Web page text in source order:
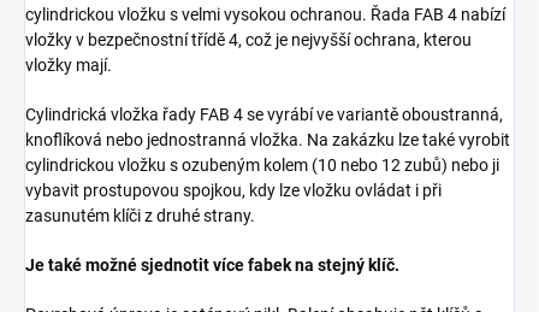
cylindrickou vložku s velmi vysokou ochranou. Řada FAB 4 nabízí
vložky v bezpečnostní třídě 4, což je nejvyšší ochrana, kterou
vložky mají.
Cylindrická vložka řady FAB 4 se vyrábí ve variantě oboustranná,
knoflíková nebo jednostranná vložka. Na zakázku lze také vyrobit
cylindrickou vložku s ozubeným kolem (10 nebo 12 zubů) nebo ji
vybavit prostupovou spojkou, kdy lze vložku ovládat i při
zasunutém klíči z druhé strany.
Je také možné sjednotit více fabek na stejný klíč.